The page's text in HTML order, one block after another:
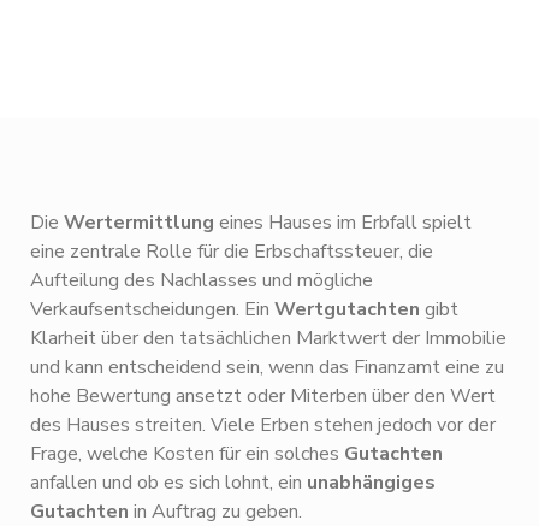
Die Wertermittlung eines Hauses im Erbfall spielt
eine zentrale Rolle für die Erbschaftssteuer, die
Aufteilung des Nachlasses und mögliche
Verkaufsentscheidungen. Ein Wertgutachten gibt
Klarheit über den tatsächlichen Marktwert der Immobilie
und kann entscheidend sein, wenn das Finanzamt eine zu
hohe Bewertung ansetzt oder Miterben über den Wert
des Hauses streiten. Viele Erben stehen jedoch vor der
Frage, welche Kosten für ein solches Gutachten
anfallen und ob es sich lohnt, ein unabhängiges
Gutachten in Auftrag zu geben.